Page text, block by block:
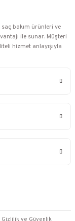
bakım ürünleri ve
ile sunar. Müşteri
hizmet anlayışıyla
Gizlilik ve Güvenlik